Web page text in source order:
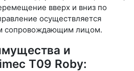
вверх и вниз по
осуществляется
сопровождающим лицом.
и
Т09 Roby: